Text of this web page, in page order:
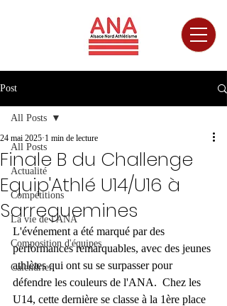
Post
All Posts
Actualité
Compétitions
La vie de l'ANA
Composition d'équipes
Calendrier
All Posts
Finale B du Challenge
Equip'Athlé U14/U16 à
Sarreguemines
24 mai 2025 1 min de lecture
L'événement a été marqué par des
performances remarquables, avec des jeunes
athlètes qui ont su se surpasser pour
défendre les couleurs de l'ANA.  Chez les
U14, cette dernière se classe à la 1ère place